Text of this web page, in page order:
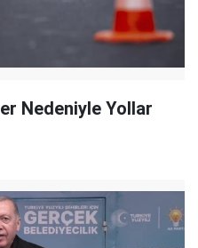
Nedeniyle Yollar